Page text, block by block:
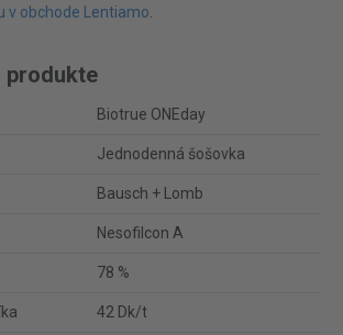
v obchode Lentiamo.
produkte
Biotrue ONEday
Jednodenná šošovka
Bausch + Lomb
Nesofilcon A
78 %
42 Dk/t